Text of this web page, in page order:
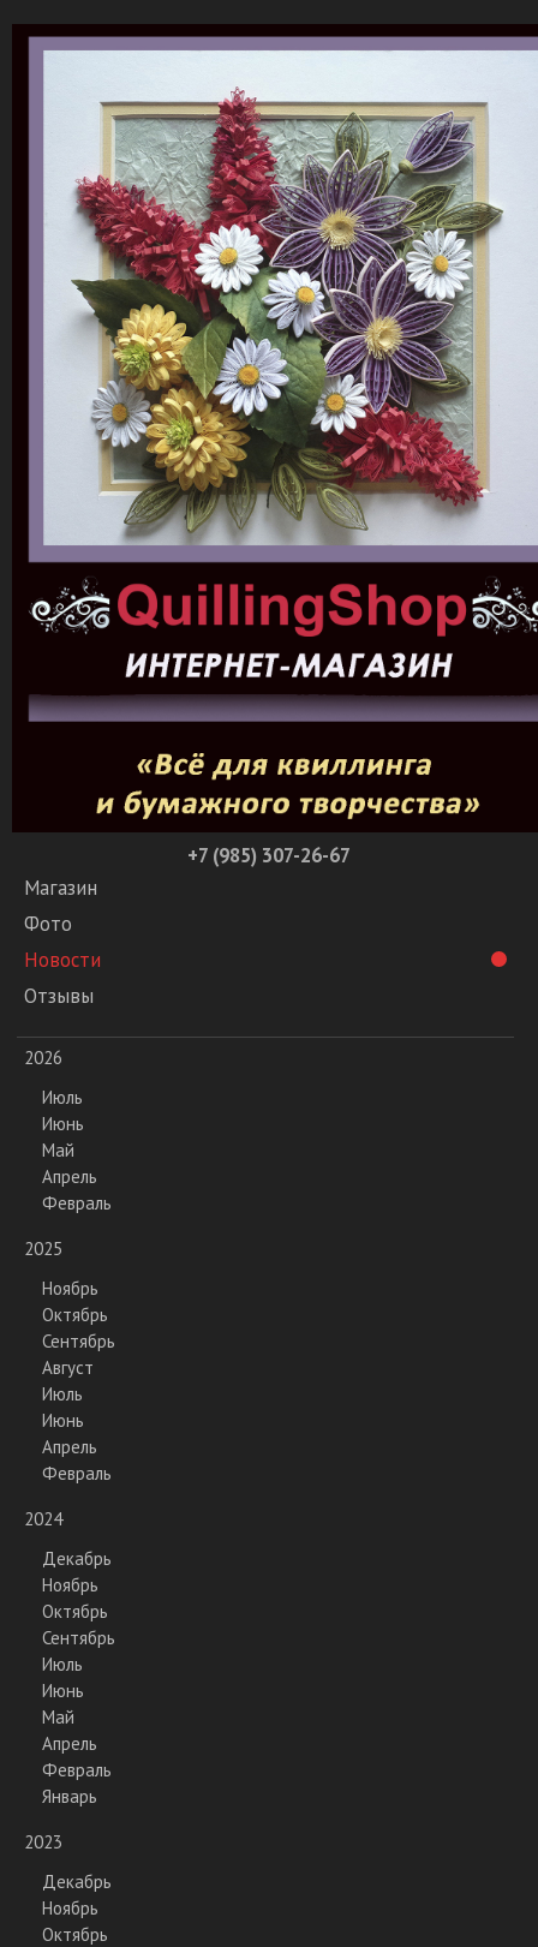
+7 (985) 307-26-67
Магазин
Фото
Новости
Отзывы
2026
Июль
Июнь
Май
Апрель
Февраль
2025
Ноябрь
Октябрь
Сентябрь
Август
Июль
Июнь
Апрель
Февраль
2024
Декабрь
Ноябрь
Октябрь
Сентябрь
Июль
Июнь
Май
Апрель
Февраль
Январь
2023
Декабрь
Ноябрь
Октябрь